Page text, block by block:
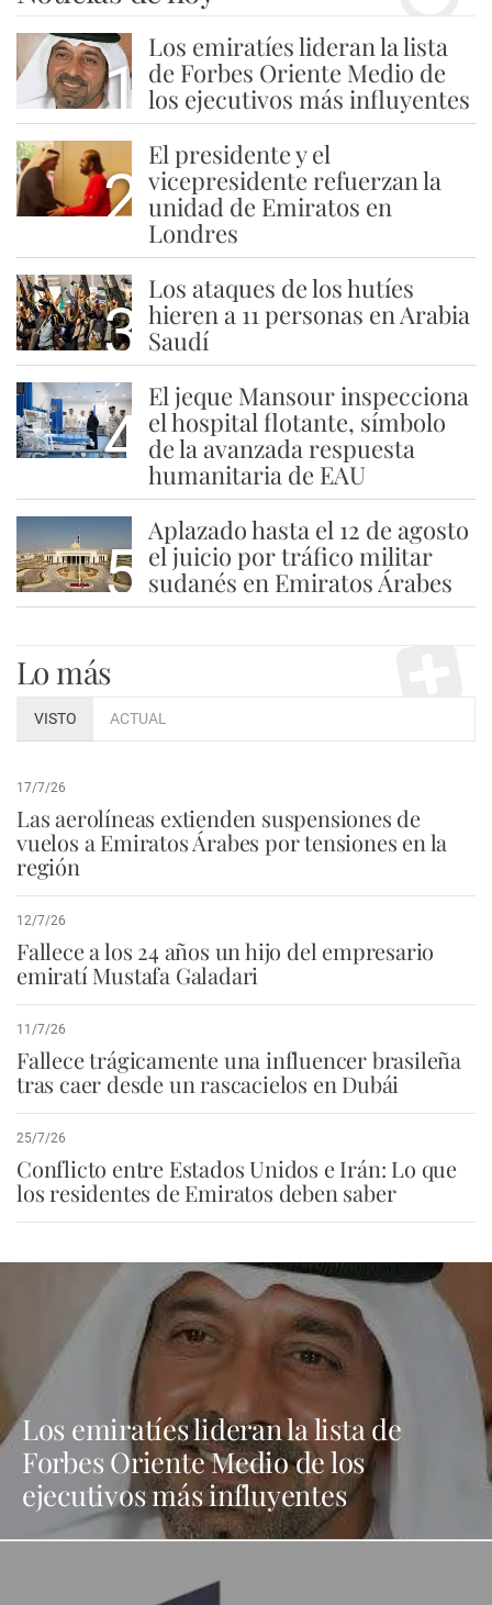
1
Los emiratíes lideran la lista
de Forbes Oriente Medio de
los ejecutivos más influyentes
2
El presidente y el
vicepresidente refuerzan la
unidad de Emiratos en
Londres
3
Los ataques de los hutíes
hieren a 11 personas en Arabia
Saudí
4
El jeque Mansour inspecciona
el hospital flotante, símbolo
de la avanzada respuesta
humanitaria de EAU
5
Aplazado hasta el 12 de agosto
el juicio por tráfico militar
sudanés en Emiratos Árabes
Lo más
VISTO ACTUAL
17/7/26
Las aerolíneas extienden suspensiones de
vuelos a Emiratos Árabes por tensiones en la
región
12/7/26
Fallece a los 24 años un hijo del empresario
emiratí Mustafa Galadari
11/7/26
Fallece trágicamente una influencer brasileña
tras caer desde un rascacielos en Dubái
25/7/26
Conflicto entre Estados Unidos e Irán: Lo que
los residentes de Emiratos deben saber
Los emiratíes lideran la lista de
Forbes Oriente Medio de los
ejecutivos más influyentes